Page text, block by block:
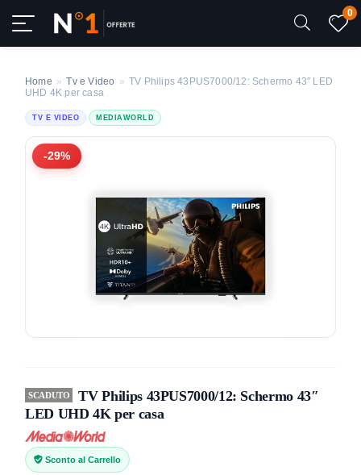
0
Home » Tv e Video » TV Philips 43PUS7000/12: Schermo 43″ LED
UHD 4K per casa
TV E VIDEO MEDIAWORLD
-29%
SCADUTO
TV Philips 43PUS7000/12: Schermo 43″
LED UHD 4K per casa
Sconto al Carrello